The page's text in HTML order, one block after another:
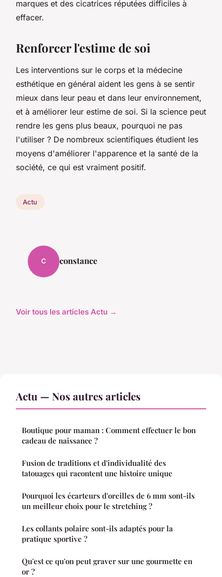
marques et des cicatrices réputées difficiles à
effacer.
Renforcer l'estime de soi
Les interventions sur le corps et la médecine
esthétique en général aident les gens à se sentir
mieux dans leur peau et dans leur environnement,
et à améliorer leur estime de soi. Si la science peut
rendre les gens plus beaux, pourquoi ne pas
l'utiliser ? De nombreux scientifiques étudient les
moyens d'améliorer l'apparence et la santé de la
société, ce qui est vraiment positif.
Actu
C constance
Voir tous les articles Actu →
Actu — Nos autres articles
Boutique pour maman : Comment effectuer le bon
cadeau de naissance ?
Fusion de traditions et d'individualité des
tatouages qui racontent une histoire unique
Pourquoi les écarteurs d'oreilles de 6 mm sont-ils
un meilleur choix pour le stretching ?
Les collants polaire sont-ils adaptés pour la
pratique sportive ?
Qu'est ce qu'on peut graver sur une gourmette en
or ?